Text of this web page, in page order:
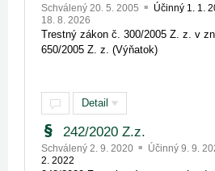
Schválený 20. 5. 2005 Účinný 1. 1.
18. 8. 2026
Trestný zákon č. 300/2005 Z. z. v
650/2005 Z. z. (Výňatok)
Detail
242/2020 Z.z.
Schválený 2. 9. 2020 Účinný 9. 9.
2. 2022